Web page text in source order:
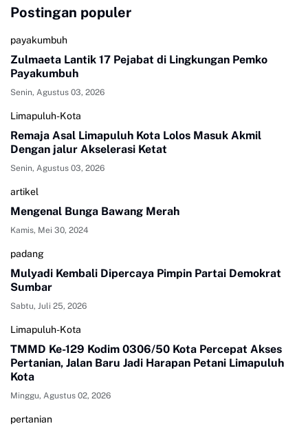
Postingan populer
payakumbuh
Zulmaeta Lantik 17 Pejabat di Lingkungan Pemko
Payakumbuh
Senin, Agustus 03, 2026
Limapuluh-Kota
Remaja Asal Limapuluh Kota Lolos Masuk Akmil
Dengan jalur Akselerasi Ketat
Senin, Agustus 03, 2026
artikel
Mengenal Bunga Bawang Merah
Kamis, Mei 30, 2024
padang
Mulyadi Kembali Dipercaya Pimpin Partai Demokrat
Sumbar
Sabtu, Juli 25, 2026
Limapuluh-Kota
TMMD Ke-129 Kodim 0306/50 Kota Percepat Akses
Pertanian, Jalan Baru Jadi Harapan Petani Limapuluh
Kota
Minggu, Agustus 02, 2026
pertanian